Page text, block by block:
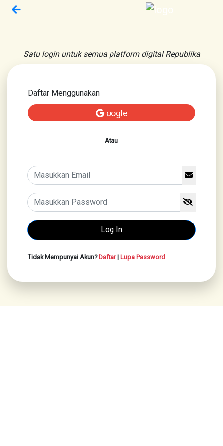
Satu login untuk semua platform digital Republika
Daftar Menggunakan
oogle
Atau
Tidak Mempunyai Akun?Daftar| Lupa Password